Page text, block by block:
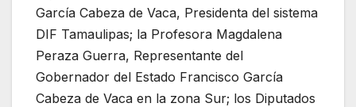
García Cabeza de Vaca, Presidenta del sistema
DIF Tamaulipas; la Profesora Magdalena
Peraza Guerra, Representante del
Gobernador del Estado Francisco García
Cabeza de Vaca en la zona Sur; los Diputados